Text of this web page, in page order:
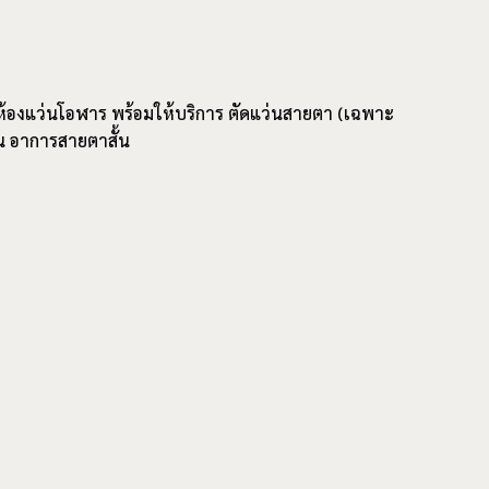
งแว่นโอฬาร พร้อมให้บริการ ตัดแว่นสายตา (เฉพาะ
อาการสายตาสั้น